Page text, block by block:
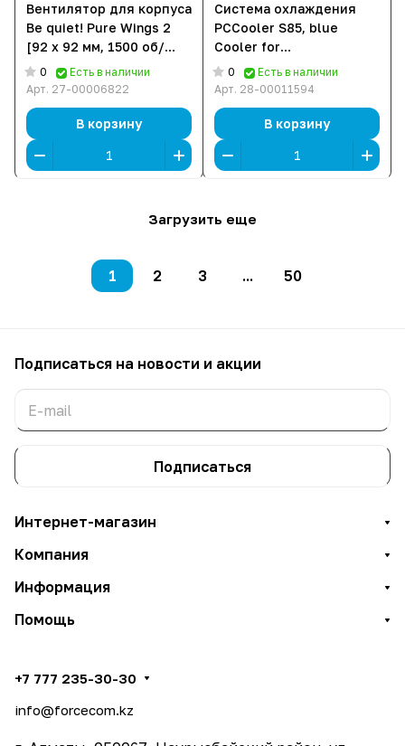
Вентилятор для корпуса
Be quiet! Pure Wings 2
[92 x 92 мм, 1500 об/
мин, 33.15 CFM, 19 дБ,
PWM]
0
Есть в наличии
Арт. 27-00006822
В корзину
Система охлаждения
PCCooler S85, blue
Cooler for
S1700/1200/115x/775,
1000-2700 rpm, 90W,
0
Есть в наличии
Арт. 28-00011594
В корзину
Загрузить еще
1 2 3 ... 50
Подписаться на новости и акции
Подписаться
Интернет-магазин
Компания
Информация
Помощь
+7 777 235-30-30
info@forcecom.kz